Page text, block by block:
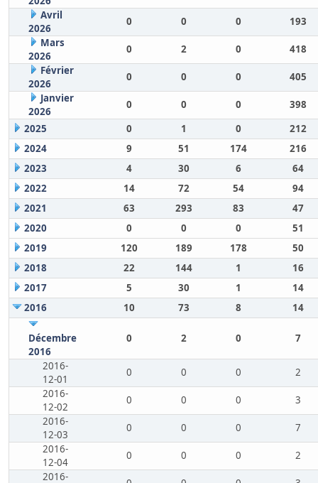
Avril
2026
0 0 0
193
Mars
2026
0 2 0
418
Février
2026
0 0 0
405
Janvier
2026
0 0 0
398
2025
0 1 0
212
2024
9 51 174
216
2023
4 30 6
64
2022
14 72 54
94
2021
63 293 83
47
2020
0 0 0
51
2019
120 189 178
50
2018
22 144 1
16
2017
5 30 1
14
2016
10 73 8 14
Décembre
2016
0 2 0 7
2016-
12-01
0 0 0
2
2016-
12-02
0 0 0
3
2016-
12-03
0 0 0
7
2016-
12-04
0 0 0
2
2016-